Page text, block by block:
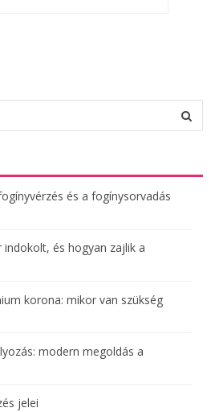
és a fogínysorvadás
és hogyan zajlik a
korona: mikor van szükség
modern megoldás a
jelei